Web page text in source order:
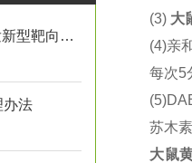
绘制癌症社交网络或为开发新型靶向疗法提供思路
办法
(3) 大
(4)亲
每次5
苏木
大鼠